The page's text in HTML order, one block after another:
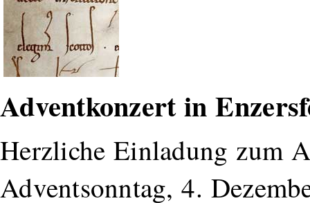
Adventkonzert in
Herzliche Einladung zum
Adventsonntag, 4.